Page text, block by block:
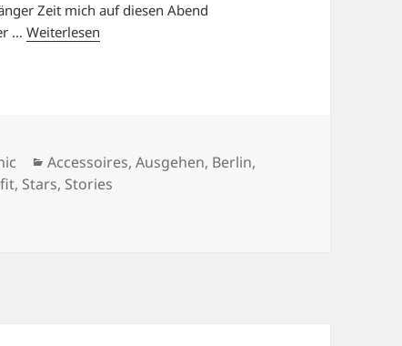
Zeit mich auf diesen Abend
…Weiterlesen
Kategorien
Accessoires,Ausgehen, Berlin,
, Stars, Stories